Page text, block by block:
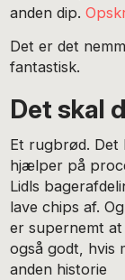
anden dip.
Det er det
fantastisk.
Det skal
Et rugbrød.
hjælper på
Lidls
lave chips af.
er supernemt
også godt, hvis
anden historie